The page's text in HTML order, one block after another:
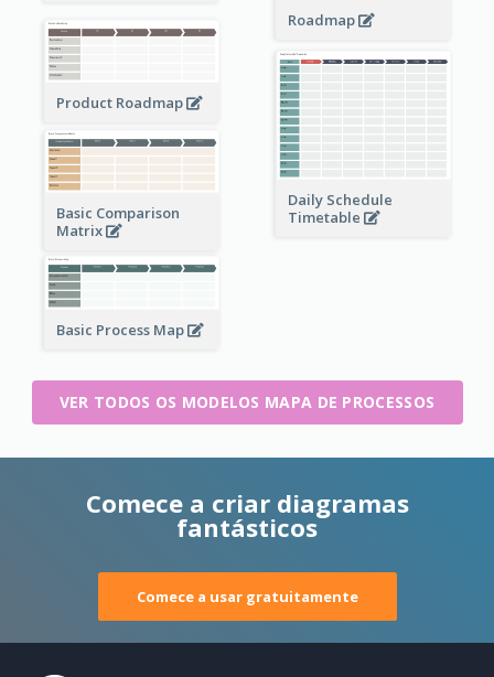
Roadmap
Product Roadmap
Daily Schedule
Timetable
Basic Comparison
Matrix
Basic Process Map
VER TODOS OS MODELOS MAPA DE PROCESSOS
Comece a criar diagramas
fantásticos
Comece a usar gratuitamente